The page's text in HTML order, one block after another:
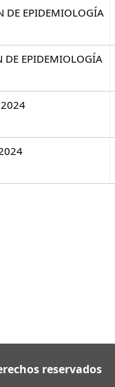
DE EPIDEMIOLOGÍA
DE EPIDEMIOLOGÍA
2024
reservados